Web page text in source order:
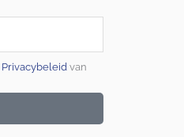
Privacybeleid van